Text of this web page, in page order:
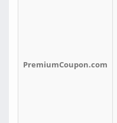
PremiumCoupon.com